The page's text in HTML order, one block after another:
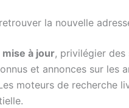
la nouvelle
à jour, privilégier des
et annonces sur les
moteurs de recherche